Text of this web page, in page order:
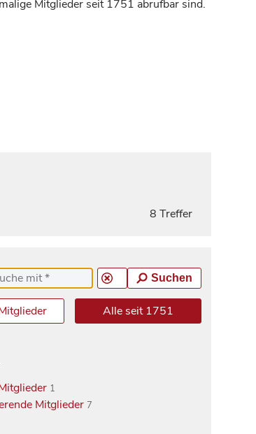
Mitglieder seit 1751 abrufbar sind.
8 Treffer
Suchen
Alle seit 1751
1
Mitglieder 7